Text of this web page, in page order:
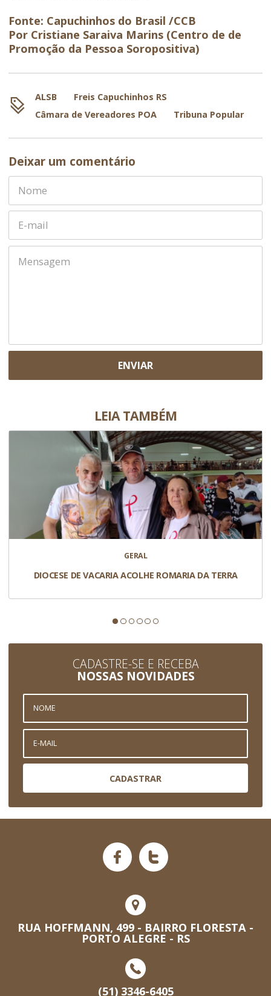
Fonte: Capuchinhos do Brasil /CCB
Por Cristiane Saraiva Marins (Centro de de
Promoção da Pessoa Soropositiva)
ALSB
Freis Capuchinhos RS
Câmara de Vereadores POA
Tribuna Popular
Deixar um comentário
ENVIAR
LEIA TAMBÉM
GERAL
DIOCESE DE VACARIA ACOLHE ROMARIA DA TERRA
CADASTRE-SE E RECEBA
NOSSAS NOVIDADES
CADASTRAR
RUA HOFFMANN, 499 - BAIRRO FLORESTA -
PORTO ALEGRE - RS
(51) 3346-6405